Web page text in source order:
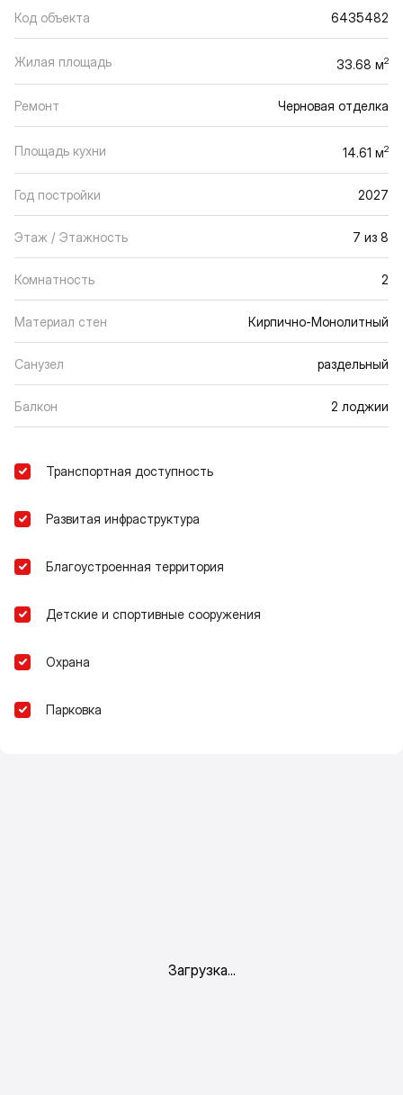
Код объекта 6435482
Жилая площадь 33.68 м2
Ремонт Черновая отделка
Площадь кухни 14.61 м2
Год постройки 2027
Этаж / Этажность 7 из 8
Комнатность 2
Материал стен Кирпично-Монолитный
Санузел раздельный
Балкон 2 лоджии
Транспортная доступность
Развитая инфраструктура
Благоустроенная территория
Детские и спортивные сооружения
Охрана
Парковка